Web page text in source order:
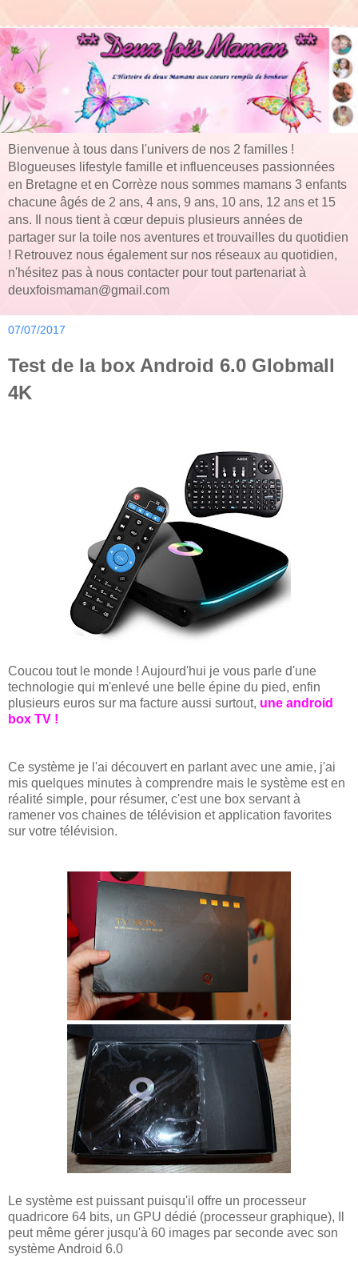
Bienvenue à tous dans l'univers de nos 2 familles !
Blogueuses lifestyle famille et influenceuses passionnées
en Bretagne et en Corrèze nous sommes mamans 3 enfants
chacune âgés de 2 ans, 4 ans, 9 ans, 10 ans, 12 ans et 15
ans. Il nous tient à cœur depuis plusieurs années de
partager sur la toile nos aventures et trouvailles du quotidien
! Retrouvez nous également sur nos réseaux au quotidien,
n'hésitez pas à nous contacter pour tout partenariat à
deuxfoismaman@gmail.com
07/07/2017
Test de la box Android 6.0 Globmall
4K
Coucou tout le monde ! Aujourd'hui je vous parle d'une
technologie qui m'enlevé une belle épine du pied, enfin
plusieurs euros sur ma facture aussi surtout, une android
box TV !
Ce système je l'ai découvert en parlant avec une amie, j'ai
mis quelques minutes à comprendre mais le système est en
réalité simple, pour résumer, c'est une box servant à
ramener vos chaines de télévision et application favorites
sur votre télévision.
Le système est puissant puisqu'il offre un processeur
quadricore 64 bits, un GPU dédié (processeur graphique), Il
peut même gérer jusqu'à 60 images par seconde avec son
système Android 6.0